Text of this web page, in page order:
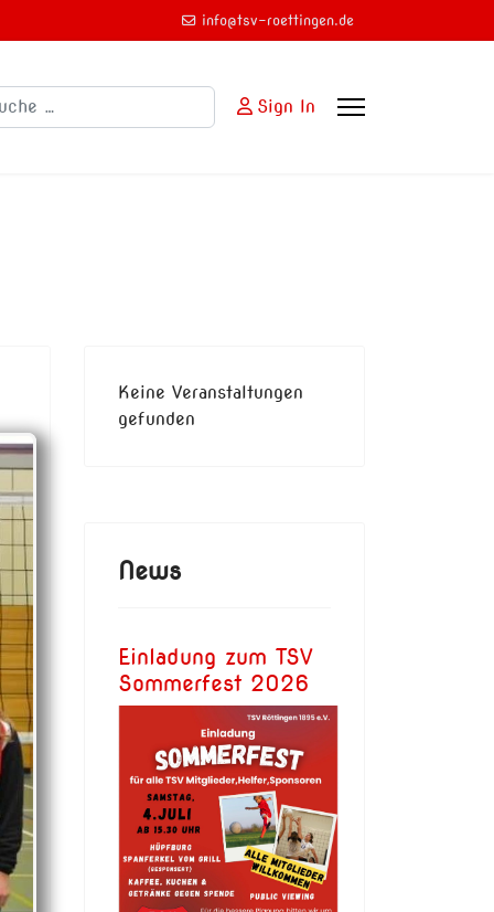
info@tsv-roettingen.de
Sign In
Keine Veranstaltungen
gefunden
News
Einladung zum TSV
Sommerfest 2026